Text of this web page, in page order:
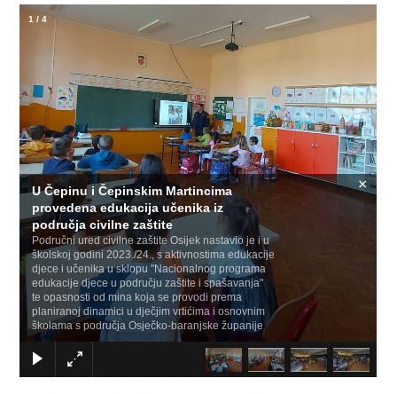
U Čepinu i Čepinskim Martincima
provedena edukacija učenika iz
područja civilne zaštite
Područni ured civilne zaštite Osijek nastavio je i u
školskoj godini 2023./24., s aktivnostima edukacije
djece i učenika u sklopu "Nacionalnog programa
edukacije djece u području zaštite i spašavanja"
te opasnosti od mina koja se provodi prema
planiranoj dinamici u dječjim vrtićima i osnovnim
školama s područja Osječko-baranjske županije
×
1 /4